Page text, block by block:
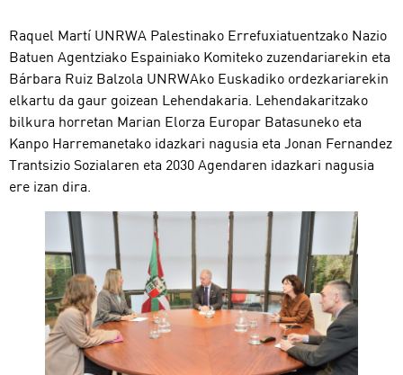
Raquel Martí UNRWA Palestinako Errefuxiatuentzako Nazio
Batuen Agentziako Espainiako Komiteko zuzendariarekin eta
Bárbara Ruiz Balzola UNRWAko Euskadiko ordezkariarekin
elkartu da gaur goizean Lehendakaria. Lehendakaritzako
bilkura horretan Marian Elorza Europar Batasuneko eta
Kanpo Harremanetako idazkari nagusia eta Jonan Fernandez
Trantsizio Sozialaren eta 2030 Agendaren idazkari nagusia
ere izan dira.